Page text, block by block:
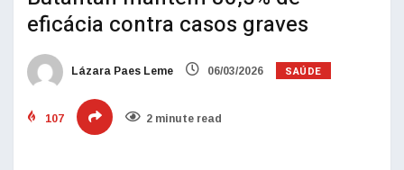
eficácia contra casos graves
Lázara Paes Leme 06/03/2026 SAÚDE
107 2 minute read